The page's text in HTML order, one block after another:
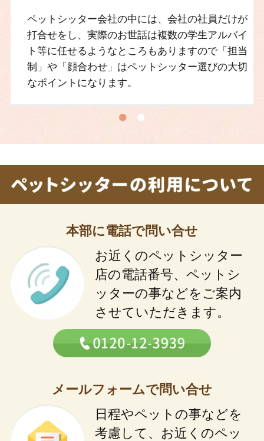
ペットシッター会社の中には、会社の社員だけが
打合せをし、実際のお世話は複数の学生アルバイ
ト等に任せるようなところもありますので「担当
制」や「顔合わせ」はペットシッター選びの大切
なポイントになります。
本部に電話で問い合せ
お近くのペットシッター
店の電話番号、ペットシ
ッターの事などをご案内
させていただきます。
メールフォームで問い合せ
日程やペットの事などを
考慮して、お近くのペッ